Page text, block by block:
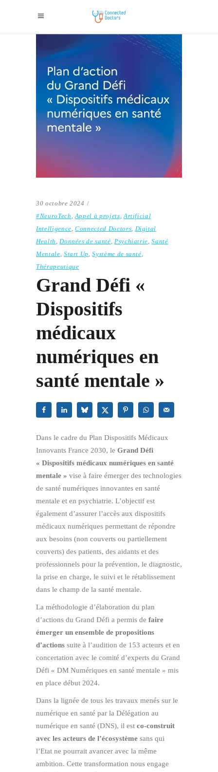
30 octobre 2024
#NeuroTech ,Appel à projets,Artificial
Intelligence,Connected Doctors, Digital
Health ,Données de santé, Psychiatrie,Santé
Mentale, Start Up ,Système de santé,
Thérapeutique
Grand Défi «
Dispositifs
médicaux
numériques en
santé mentale »
Dans le cadre du Plan Dispositifs Médicaux
Innovants France 2030, le Grand Défi
« Dispositifs médicaux numériques en santé
mentale » vise à faire émerger des technologies
de santé numériques innovantes en santé
mentale et en psychiatrie. L’objectif est
également d’assurer l’accès aux dispositifs
médicaux numériques permettant de répondre
aux besoins (non couverts ou partiellement
couverts) des patients, des aidants et des
professionnels pour la prévention, le diagnostic,
la prise en charge, le suivi et le rétablissement
dans le champ de la santé mentale.
La méthodologie d’élaboration du plan
d’actions du Grand Défi a permis de faire
émerger un ensemble de propositions
d’actions suite à l’audition de 153 acteurs et en
concertation avec le comité d’experts du Grand
Défi « DM Numériques en santé mentale » mis
en place début 2024.
Dans la lignée de tous les travaux menés sur le
numérique en santé par la Délégation au
numérique en santé (DNS), il est co-construit
avec les acteurs de l’écosystème sans qui
l’Etat ne pourrait avancer avec la même
ambition. Cette transformation nous engage